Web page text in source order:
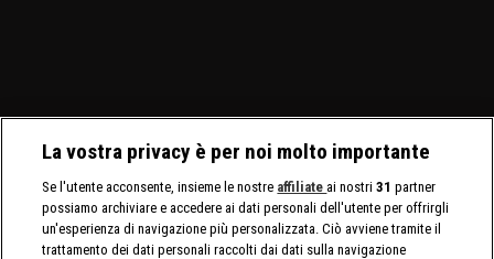
La vostra privacy è per noi molto importante
Se l'utente acconsente, insieme le nostre affiliate ai nostri31 partner
possiamo archiviare e accedere ai dati personali dell'utente per offrirgli
un'esperienza di navigazione più personalizzata. Ciò avviene tramite il
trattamento dei dati personali raccolti dai dati sulla navigazione